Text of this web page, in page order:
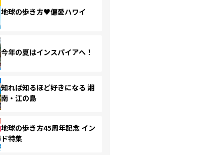
地球の歩き方♥偏愛ハワイ
今年の夏はインスパイアへ！
知れば知るほど好きになる 湘
南・江の島
地球の歩き方45周年記念 イン
ド特集